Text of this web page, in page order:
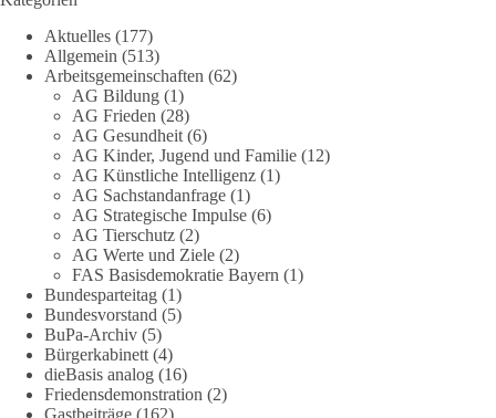
hinausreichen und grundlegende Fragen zum Menschenbild,
zum Rechtsstaat und zur Demokratie aufwerfen. [...]
👉 Hier weiterlesen: https://diebasis-
partei.de/2026/07/grundrechte-der-natur-ein-angriff-auf-das-
grundgesetz/
🟩🟩🟦🟦🟥🟥🟧🟧
Es ging weniger um fertige Antworten als um eine Debatte
darüber, wie Freiheit, Verantwortung, Naturschutz und
Grundrechte in einer demokratischen Gesellschaft künftig
miteinander in Einklang gebracht werden können.
#dieBasis #natur #grundrechte
Aktuelles (177)
Allgemein (513)
Arbeitsgemeinschaften (62)
AG Bildung (1)
AG Frieden (28)
AG Gesundheit (6)
AG Kinder, Jugend und Familie (12)
AG Künstliche Intelligenz (1)
AG Sachstandanfrage (1)
AG Strategische Impulse (6)
AG Tierschutz (2)
AG Werte und Ziele (2)
FAS Basisdemokratie Bayern (1)
Bundesparteitag (1)
Bundesvorstand (5)
BuPa-Archiv (5)
Bürgerkabinett (4)
dieBasis analog (16)
Friedensdemonstration (2)
Gastbeiträge (162)